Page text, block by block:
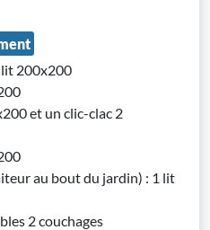
lit 200x200
et un clic-clac 2
au bout du jardin) : 1 lit
2 couchages